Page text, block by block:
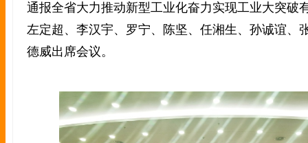
通报全省大力推动新型工业化奋力实现工业大突破
左定超、李汉宇、罗宁、陈坚、任湘生、孙诚谊、
德威出席会议。